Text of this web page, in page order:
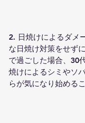
2. 日焼けによるダメ
な日焼け対策をせず
で過ごした場合、30
焼けによるシミやソ
らが気になり始める